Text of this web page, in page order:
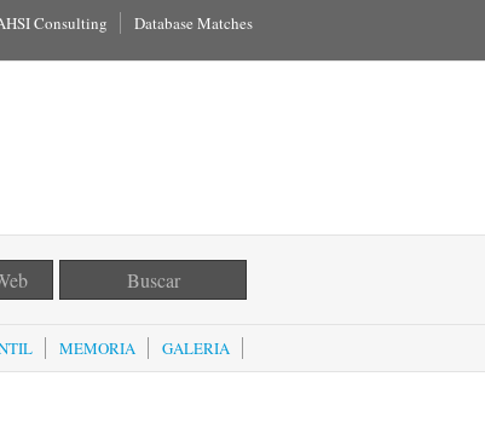
Consulting Database Matches
MEMORIA GALERIA